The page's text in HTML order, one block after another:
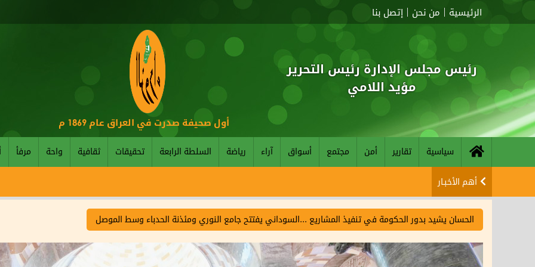
الرئيسية من نحن إتصل بنا
رئيس مجلس الإدارة رئيس التحرير
مؤيد اللامي
أول صحيفة صدرت في العراق عام 1869 م
سياسية تقارير أمن مجتمع أسواق آراء رياضة السلطة الرابعة تحقيقات ثقافية واحة مرفأ
أهم الأخبـار
الحسان يشيد بدور الحكومة في تنفيذ المشاريع ...السوداني يفتتح جامع النوري ومئذنة الحدباء وسط الموصل